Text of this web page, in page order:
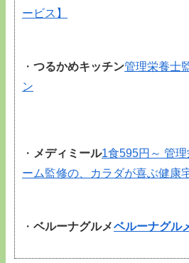
ービス】
・ つるかめキッチン管理栄養士
ン
・ メディミール1食595円～ 管
ーム監修の、カラダが喜ぶ健康
・ ベルーナグルメベルーナグル